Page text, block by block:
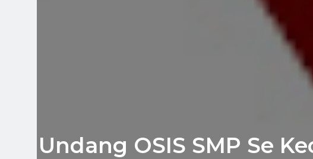
Undang OSIS SMP Se